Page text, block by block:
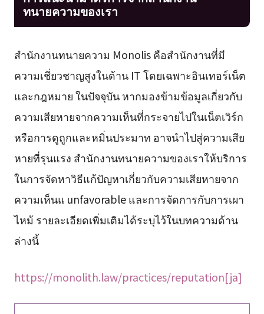
ทนายความของเรา
สำนักงานทนายความ Monolis คือสำนักงานที่มี
ความเชี่ยวชาญสูงในด้าน IT โดยเฉพาะอินเทอร์เน็ต
และกฎหมาย ในปัจจุบัน หากมองข้ามข้อมูลเกี่ยวกับ
ความเสียหายจากความเห็นที่กระจายไปในเน็ตเวิร์ก
หรือการดูถูกและหมิ่นประมาท อาจนำไปสู่ความเสีย
หายที่รุนแรง สำนักงานทนายความของเราให้บริการ
ในการจัดหาวิธีแก้ปัญหาเกี่ยวกับความเสียหายจาก
ความเห็นแ unfavorable และการจัดการกับการเผา
ไหม้ รายละเอียดเพิ่มเติมได้ระบุไว้ในบทความด้าน
ล่างนี้
https://monolith.law/practices/reputation[ja]